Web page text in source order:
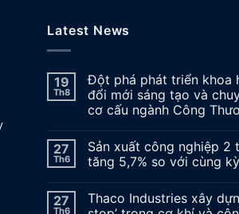
Latest News
19
Th8
Đột phá phát triển khoa
đổi mới sáng tạo và
cơ cấu ngành Công
27
Th6
Sản xuất công nghiệp 2
tăng 5,7% so với cùng kỳ
27
Th6
Thaco Industries xây